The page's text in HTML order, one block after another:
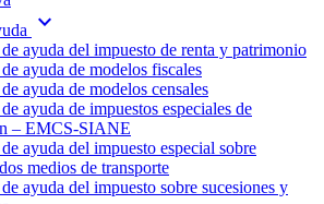
expand_more
ayuda del impuesto de renta y patrimonio
ayuda de modelos fiscales
ayuda de modelos censales
ayuda de impuestos especiales de
– EMCS-SIANE
ayuda del impuesto especial sobre
medios de transporte
ayuda del impuesto sobre sucesiones y